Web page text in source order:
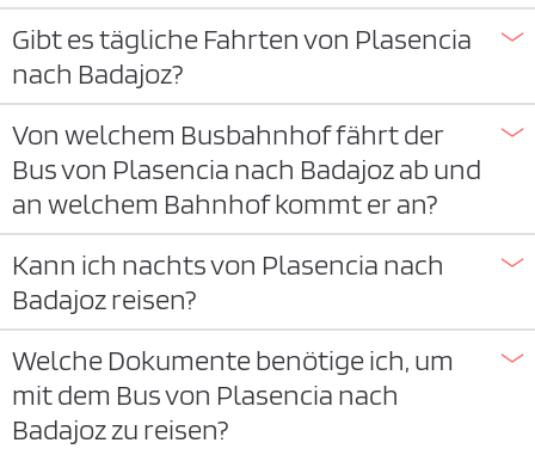
Gibt es tägliche Fahrten von Plasencia
nach Badajoz?
Von welchem Busbahnhof fährt der
Bus von Plasencia nach Badajoz ab und
an welchem Bahnhof kommt er an?
Kann ich nachts von Plasencia nach
Badajoz reisen?
Welche Dokumente benötige ich, um
mit dem Bus von Plasencia nach
Badajoz zu reisen?